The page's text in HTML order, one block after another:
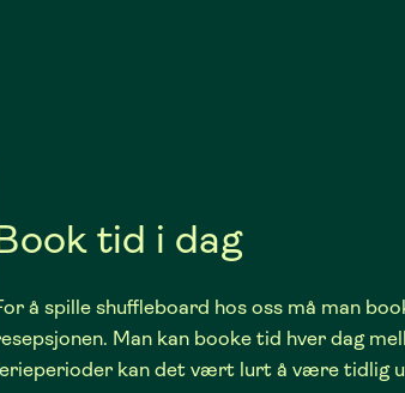
tid i dag
å spille shuffleboard hos oss må man
Man kan booke tid hver dag
kan det vært lurt å være tidlig